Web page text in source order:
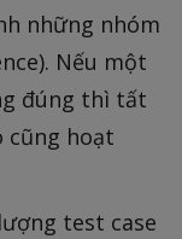
những nhóm
Nếu một
đúng thì tất
cũng hoạt
test case